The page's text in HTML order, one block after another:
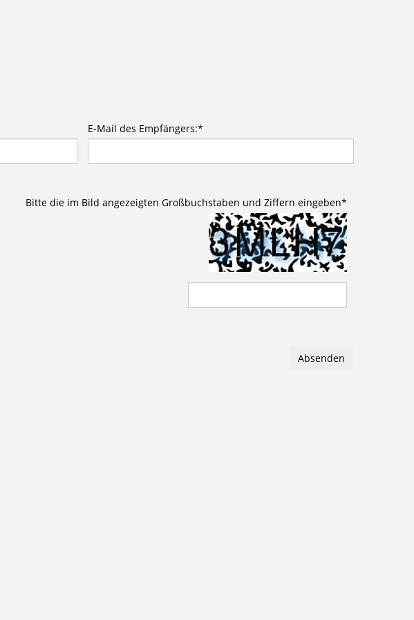
E-Mail des Empfängers:*
Bitte die im Bild angezeigten Großbuchstaben und Ziffern eingeben*
Absenden